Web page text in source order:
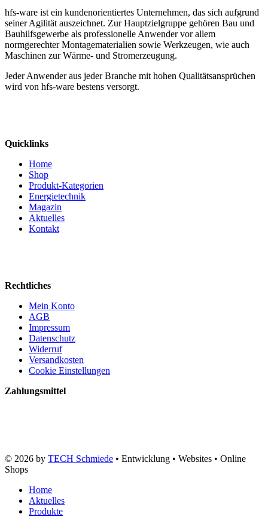
hfs-ware ist ein kundenorientiertes Unternehmen, das sich aufgrund
seiner Agilität auszeichnet. Zur Hauptzielgruppe gehören Bau und
Bauhilfsgewerbe als professionelle Anwender vor allem
normgerechter Montagematerialien sowie Werkzeugen, wie auch
Maschinen zur Wärme- und Stromerzeugung.
Jeder Anwender aus jeder Branche mit hohen Qualitätsansprüchen
wird von hfs-ware bestens versorgt.
Quicklinks
Home
Shop
Produkt-Kategorien
Energietechnik
Magazin
Aktuelles
Kontakt
Rechtliches
Mein Konto
AGB
Impressum
Datenschutz
Widerruf
Versandkosten
Cookie Einstellungen
Zahlungsmittel
© 2026 by TECH Schmiede • Entwicklung • Websites • Online
Shops
Home
Aktuelles
Produkte